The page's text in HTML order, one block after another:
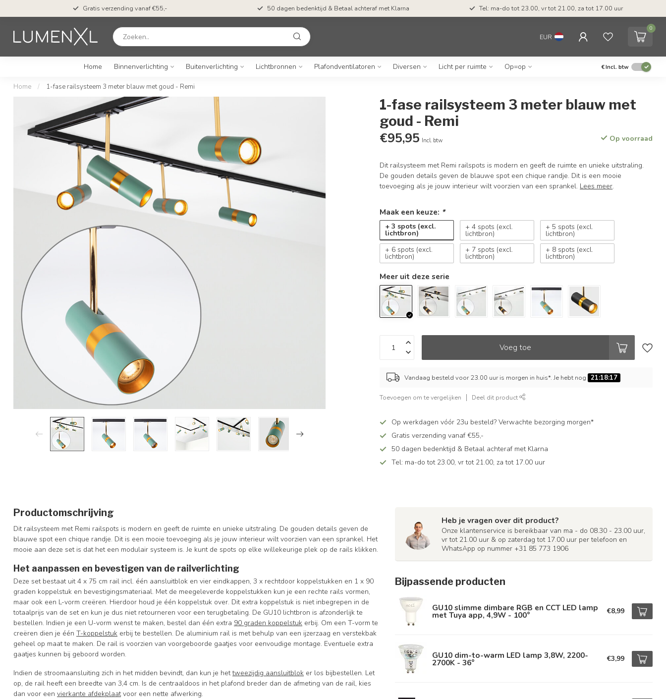
Gratis verzending vanaf €55,- 50 dagen bedenktijd & Betaal achteraf met Klarna Tel: ma-do tot 23.00, vr tot 21.00, za tot 17.00 uur
EUR
0
Home Binnenverlichting Buitenverlichting Lichtbronnen Plafondventilatoren Diversen Licht per ruimte Op=op €Incl. btw
Home / 1-fase railsysteem 3 meter blauw met goud - Remi
1-fase railsysteem 3 meter blauw met
goud - Remi
€95,95 Incl. btw Op voorraad
Dit railsysteem met Remi railspots is modern en geeft de ruimte en unieke uitstraling.
De gouden details geven de blauwe spot een chique randje. Dit is een mooie
toevoeging als je jouw interieur wilt voorzien van een sprankel. Lees meer.
Maak een keuze: *
+ 3 spots (excl.
lichtbron)
+ 4 spots (excl.
lichtbron)
+ 5 spots (excl.
lichtbron)
+ 6 spots (excl.
lichtbron)
+ 7 spots (excl.
lichtbron)
+ 8 spots (excl.
lichtbron)
Meer uit deze serie
Voeg toe
Vandaag besteld voor 23.00 uur is morgen in huis*. Je hebt nog 21:18:16
Toevoegen om te vergelijken Deel dit product
Op werkdagen vóór 23u besteld? Verwachte bezorging morgen*
Gratis verzending vanaf €55,-
50 dagen bedenktijd & Betaal achteraf met Klarna
Tel: ma-do tot 23.00, vr tot 21.00, za tot 17.00 uur
Productomschrijving
Dit railsysteem met Remi railspots is modern en geeft de ruimte en unieke uitstraling. De gouden details geven de
blauwe spot een chique randje. Dit is een mooie toevoeging als je jouw interieur wilt voorzien van een sprankel. Het
mooie aan deze set is dat het een modulair systeem is. Je kunt de spots op elke willekeurige plek op de rails klikken.
Het aanpassen en bevestigen van de railverlichting
Deze set bestaat uit 4 x 75 cm rail incl. één aansluitblok en vier eindkappen, 3 x rechtdoor koppelstukken en 1 x 90
graden koppelstuk en bevestigingsmateriaal. Met de meegeleverde koppelstukken kun je een rechte rails vormen,
maar ook een L-vorm creëren. Hierdoor houd je één koppelstuk over. Dit extra koppelstuk is niet inbegrepen in de
totaalprijs van de set en kun je dus niet retourneren voor een terugbetaling. De GU10 lichtbron is afzonderlijk te
bestellen. Indien je een U-vorm wenst te maken, bestel dan één extra 90 graden koppelstuk erbij. Om een T-vorm te
creëren dien je één T-koppelstuk erbij te bestellen. De aluminium rail is met behulp van een ijzerzaag en verstekbak
geheel op maat te maken. De rail is voorzien van voorgeboorde gaatjes voor eenvoudige montage. Eventuele extra
gaatjes kunnen bij geboord worden.
Indien de stroomaansluiting zich in het midden bevindt, dan kun je hettweezijdig aansluitblok er los bijbestellen. Let
op, de rail heeft een breedte van 3,4 cm. Is de centraaldoos in het plafond breder dan de afmeting van de rail, kies
dan voor een vierkante afdekplaatvoor een nette afwerking.
Heb je vragen over dit product?
Onze klantenservice is bereikbaar van ma - do 08.30 - 23.00 uur,
vr tot 21.00 uur & op zaterdag tot 17.00 uur per telefoon en
WhatsApp op nummer +31 85 773 1906
Bijpassende producten
GU10 slimme dimbare RGB en CCT LED lamp
met Tuya app, 4,9W - 100° €8,99
GU10 dim-to-warm LED lamp 3,8W, 2200-
2700K - 36° €3,99